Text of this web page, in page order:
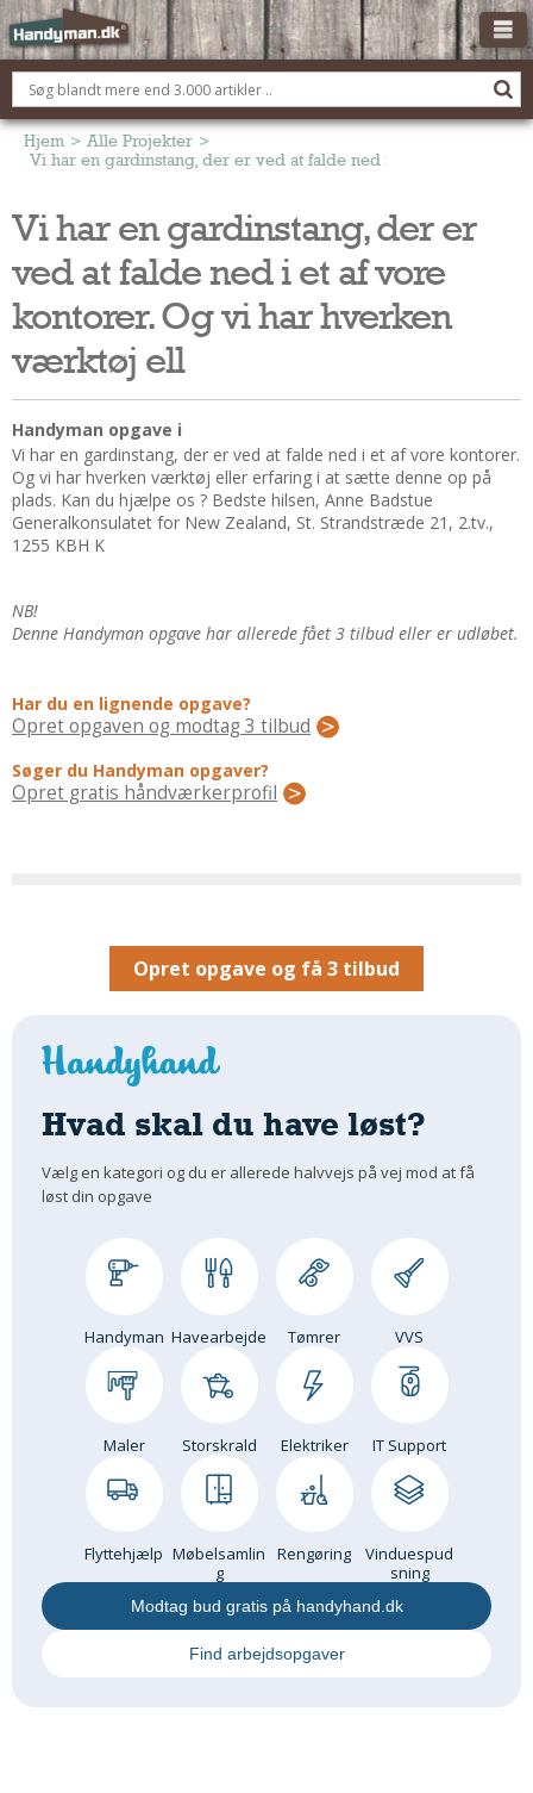
OM HANDYMAN.DK
FÅ 3 TILBUD
ANNONCERING
BOLIG KØBERÅDGIVNING
TØMRER/SNEDKER
Reparation Og Vedligehold
Alt Om Køkkenet
Om Materialer
Om Værktøj
Andet
ELEKTRIKER
Regler Og Love
Tips Og Tests
Montage Og Udskiftning
Varme Og Energi
Reparationer
Om Værktøj
GLARMESTER
Udskiftning Og Montage
Beplantning
Skadedyr
Om Værktøj
Andet
Hjem > Alle Projekter >
Vi har en gardinstang, der er ved at falde ned i et af vore
Vi har en gardinstang, der er
ved at falde ned i et af vore
kontorer. Og vi har hverken
værktøj ell
Handyman opgave i
Vi har en gardinstang, der er ved at falde ned i et af vore kontorer.
Og vi har hverken værktøj eller erfaring i at sætte denne op på
plads. Kan du hjælpe os ? Bedste hilsen, Anne Badstue
Generalkonsulatet for New Zealand, St. Strandstræde 21, 2.tv.,
1255 KBH K
NB!
Denne Handyman opgave har allerede fået 3 tilbud eller er udløbet.
Har du en lignende opgave?
Opret opgaven og modtag 3 tilbud
Søger du Handyman opgaver?
Opret gratis håndværkerprofil
Opret opgave og få 3 tilbud
Hvad skal du have løst?
Vælg en kategori og du er allerede halvvejs på vej mod at få
løst din opgave
Handyman Havearbejde Tømrer VVS
Maler Storskrald Elektriker IT Support
Flyttehjælp Møbelsamlin
g
Rengøring
Vinduespud
sning
Modtag bud gratis på handyhand.dk
Find arbejdsopgaver